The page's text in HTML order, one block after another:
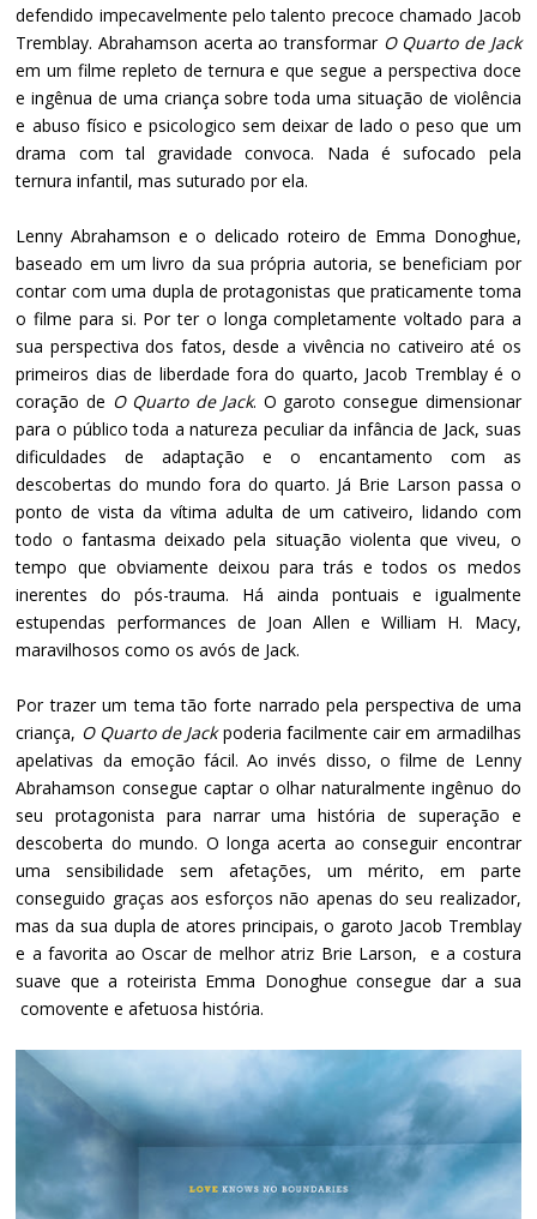
defendido impecavelmente pelo talento precoce chamado Jacob
Tremblay. Abrahamson acerta ao transformar O Quarto de Jack
em um filme repleto de ternura e que segue a perspectiva doce
e ingênua de uma criança sobre toda uma situação de violência
e abuso físico e psicologico sem deixar de lado o peso que um
drama com tal gravidade convoca. Nada é sufocado pela
ternura infantil, mas suturado por ela.
Lenny Abrahamson e o delicado roteiro de Emma Donoghue,
baseado em um livro da sua própria autoria, se beneficiam por
contar com uma dupla de protagonistas que praticamente toma
o filme para si. Por ter o longa completamente voltado para a
sua perspectiva dos fatos, desde a vivência no cativeiro até os
primeiros dias de liberdade fora do quarto, Jacob Tremblay é o
coração de O Quarto de Jack. O garoto consegue dimensionar
para o público toda a natureza peculiar da infância de Jack, suas
dificuldades de adaptação e o encantamento com as
descobertas do mundo fora do quarto. Já Brie Larson passa o
ponto de vista da vítima adulta de um cativeiro, lidando com
todo o fantasma deixado pela situação violenta que viveu, o
tempo que obviamente deixou para trás e todos os medos
inerentes do pós-trauma. Há ainda pontuais e igualmente
estupendas performances de Joan Allen e William H. Macy,
maravilhosos como os avós de Jack.
Por trazer um tema tão forte narrado pela perspectiva de uma
criança, O Quarto de Jackpoderia facilmente cair em armadilhas
apelativas da emoção fácil. Ao invés disso, o filme de Lenny
Abrahamson consegue captar o olhar naturalmente ingênuo do
seu protagonista para narrar uma história de superação e
descoberta do mundo. O longa acerta ao conseguir encontrar
uma sensibilidade sem afetações, um mérito, em parte
conseguido graças aos esforços não apenas do seu realizador,
mas da sua dupla de atores principais, o garoto Jacob Tremblay
e a favorita ao Oscar de melhor atriz Brie Larson, e a costura
suave que a roteirista Emma Donoghue consegue dar a sua
comovente e afetuosa história.